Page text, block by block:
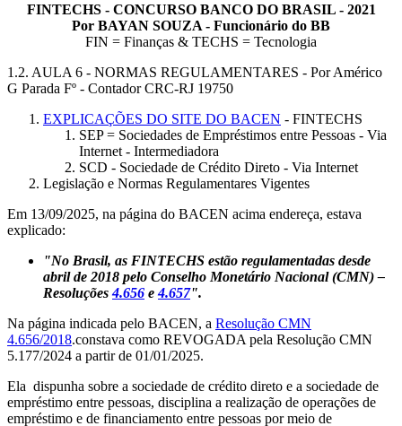
FINTECHS - CONCURSO BANCO DO BRASIL - 2021
Por BAYAN SOUZA - Funcionário do BB
FIN = Finanças & TECHS = Tecnologia
1.2. AULA 6 - NORMAS REGULAMENTARES - Por Américo
G Parada Fº - Contador CRC-RJ 19750
EXPLICAÇÕES DO SITE DO BACEN - FINTECHS
SEP = Sociedades de Empréstimos entre Pessoas - Via
Internet - Intermediadora
SCD - Sociedade de Crédito Direto - Via Internet
Legislação e Normas Regulamentares Vigentes
Em 13/09/2025, na página do BACEN acima endereça, estava
explicado:
"No Brasil, as FINTECHS estão regulamentadas desde
abril de 2018 pelo Conselho Monetário Nacional (CMN) –
Resoluções4.656 e4.657".
Na página indicada pelo BACEN, a Resolução CMN
4.656/2018.constava como REVOGADA pela Resolução CMN
5.177/2024 a partir de 01/01/2025.
Ela dispunha sobre a sociedade de crédito direto e a sociedade de
empréstimo entre pessoas, disciplina a realização de operações de
empréstimo e de financiamento entre pessoas por meio de